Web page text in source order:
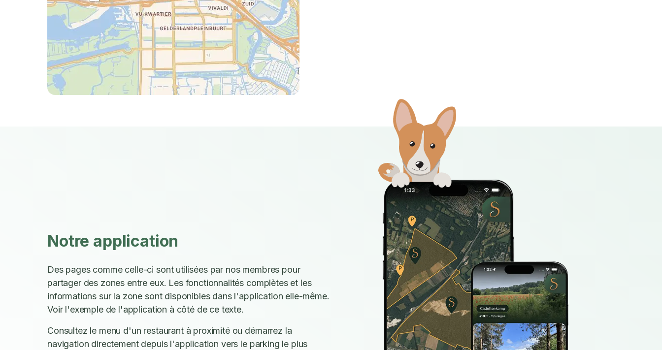
Notre application
Des pages comme celle-ci sont utilisées par nos membres pour
partager des zones entre eux. Les fonctionnalités complètes et les
informations sur la zone sont disponibles dans l'application elle-même.
Voir l'exemple de l'application à côté de ce texte.
Consultez le menu d'un restaurant à proximité ou démarrez la
navigation directement depuis l'application vers le parking le plus